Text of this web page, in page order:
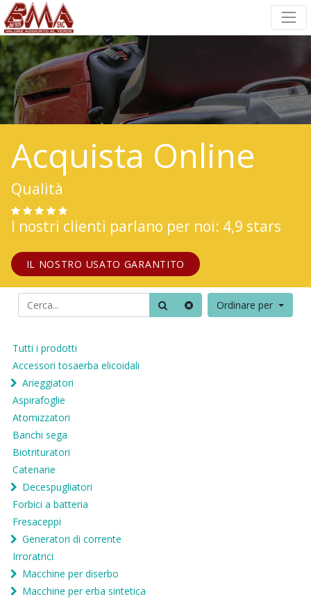
Acquista Online
Qualità
I nostri clienti parlano per noi: 4,9 stars
IL NOSTRO USATO GARANTITO
Ordinare per
Tutti i prodotti
Accessori tosaerba elicoidali
Arieggiatori
Aspirafoglie
Atomizzatori
Banchi sega
Biotrituratori
Catenarie
Decespugliatori
Forbici a batteria
Fresaceppi
Generatori di corrente
Irroratrici
Macchine per diserbo
Macchine per erba sintetica